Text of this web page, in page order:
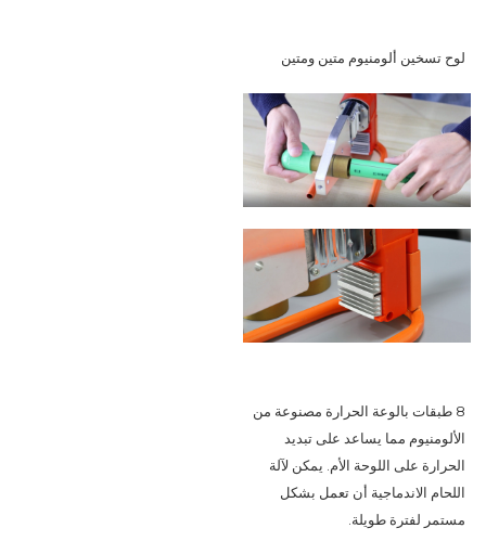
لوح تسخين ألومنيوم متين ومتين
مستمر لفترة طويلة.